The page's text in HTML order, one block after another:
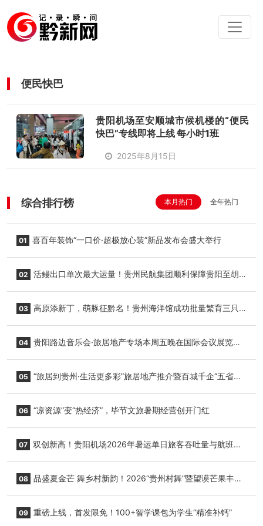
便民快巴
贵阳机场至安顺城市候机楼的“便民
快巴”专线即将上线 每小时1班
2025年8月15日
综合排行榜 本月热门 全年热门
01 喜百年装饰“一口价·超极放心装”新品发布会盛大举行
02 活鳗出口单次最大运量！贵州民航集团顺利保障贵阳至胡
03 高原添新丁，萌豚征黔名！贵州海洋馆成功批量繁育三只
04 贵阳路边音乐会·旅居地产专场本周五晚在国际会议展览中
05 “旅居到贵州·生活更多彩”旅居地产推介暨百城千企“五省
06 “凉资源”变“热经济”，毕节文旅暑期经营创开门红
07 双创新高！贵阳机场2026年暑运单日旅客吞吐量与航班起
08 品盛夏金芒 舞乡村新韵！2026“贵州村舞”暨望谟芒果丰收
09 重磅上线，首发限免！100+智学课包为学生“精准补钙”